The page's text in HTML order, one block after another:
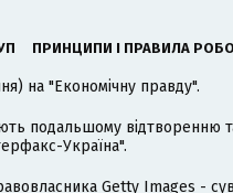
ПРИНЦИПИ І ПРАВИЛА
на "Економічну правду".
подальшому відтворенню
Україна".
Getty Images -